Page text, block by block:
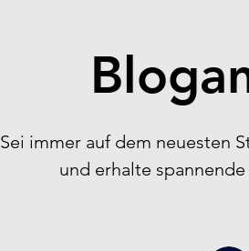
Sei immer auf dem neuesten
und erhalte